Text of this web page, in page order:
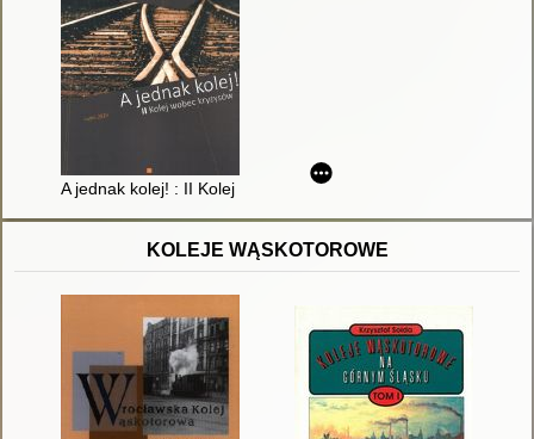
A jednak kolej! : II Kolej wobec kryzysów
KOLEJE WĄSKOTOROWE